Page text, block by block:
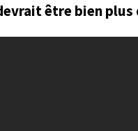
être bien plus